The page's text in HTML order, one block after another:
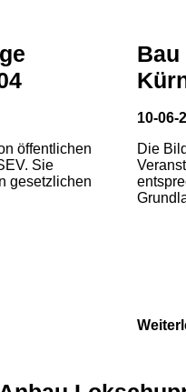
öffentlichen
Sie
gesetzlichen
Bau
10-06-
Die